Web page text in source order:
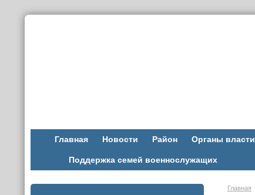
Главная Новости Район Органы власти
Поддержка семей военнослужащих
Главная